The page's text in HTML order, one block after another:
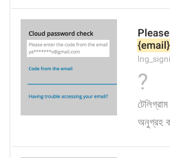
{email}
?
অনুগ্রহ